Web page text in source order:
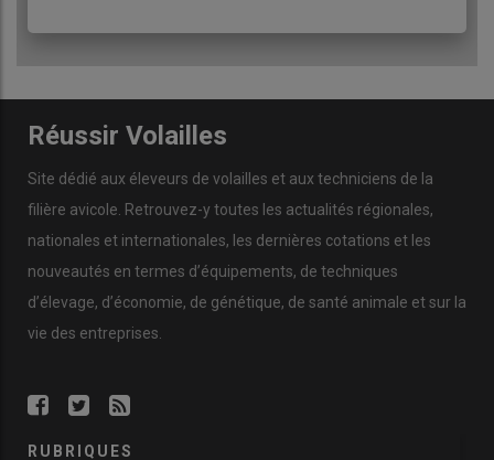
Réussir Volailles
Site dédié aux éleveurs de volailles et aux techniciens de la
filière avicole. Retrouvez-y toutes les actualités régionales,
nationales et internationales, les dernières cotations et les
nouveautés en termes d’équipements, de techniques
d’élevage, d’économie, de génétique, de santé animale et sur la
vie des entreprises.
RUBRIQUES